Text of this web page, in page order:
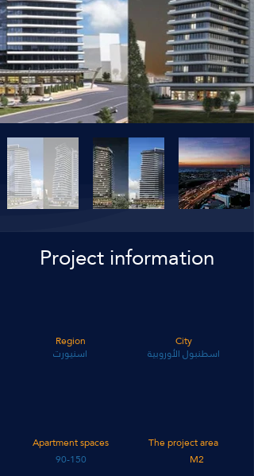
Project information
Region
اسنيورت
City
اسطنبول الأوروبية
Apartment spaces
90-150
The project area
M2